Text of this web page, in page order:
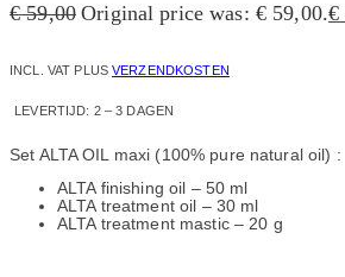
€59,00 Original price was: € 59,00.€
INCL. VAT PLUSVERZENDKOSTEN
LEVERTIJD: 2 – 3 DAGEN
Set ALTA OIL maxi (100% pure natural oil) :
ALTA finishing oil – 50 ml
ALTA treatment oil – 30 ml
ALTA treatment mastic – 20 g